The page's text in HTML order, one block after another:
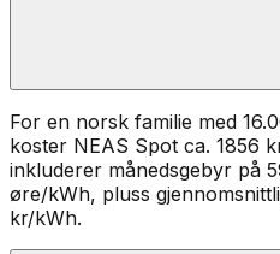
For en norsk familie med
koster NEAS Spot ca. 1856
inkluderer månedsgebyr på
øre/kWh, pluss
kr/kWh.